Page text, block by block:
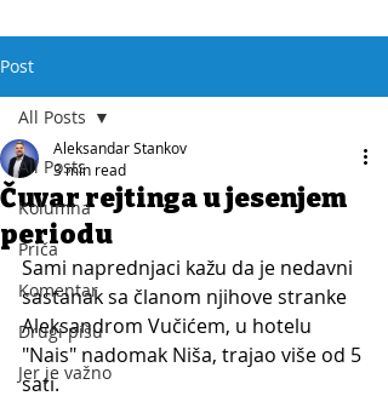
Post
All Posts
Kolumna
Priča
Komentar
Drugi pišu
Jer je važno
All Posts
Čuvar rejtinga u jesenjem
periodu
Aleksandar Stankov
3 min read
Sami naprednjaci kažu da je nedavni
sastanak sa članom njihove stranke
Aleksandrom Vučićem, u hotelu
"Nais" nadomak Niša, trajao više od 5
sati.